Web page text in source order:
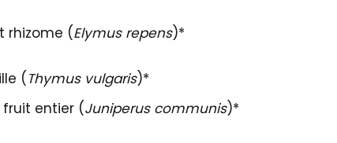
rhizome (Elymus repens)*
( Thymus vulgaris)*
fruit entier (Juniperus communis)*